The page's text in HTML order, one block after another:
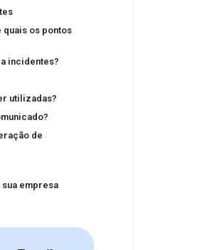
quais os pontos
incidentes?
utilizadas?
de
empresa